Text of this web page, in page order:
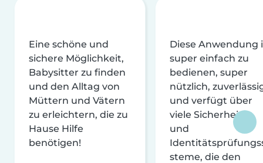
Eine schöne und
sichere Möglichkeit,
Babysitter zu finden
und den Alltag von
Müttern und Vätern
zu erleichtern, die zu
Hause Hilfe
benötigen!
Diese Anwendung
super einfach zu
bedienen, super
nützlich,
und verfügt über
viele Sicherheits-
und
steme, die den